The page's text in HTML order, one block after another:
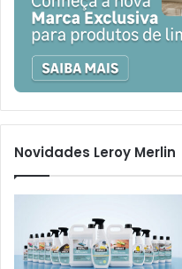
Novidades Leroy Merlin